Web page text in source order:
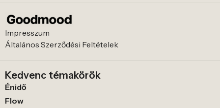
Impresszum
Általános Szerződési Feltételek
Kedvenc témakörök
Énidő
Flow